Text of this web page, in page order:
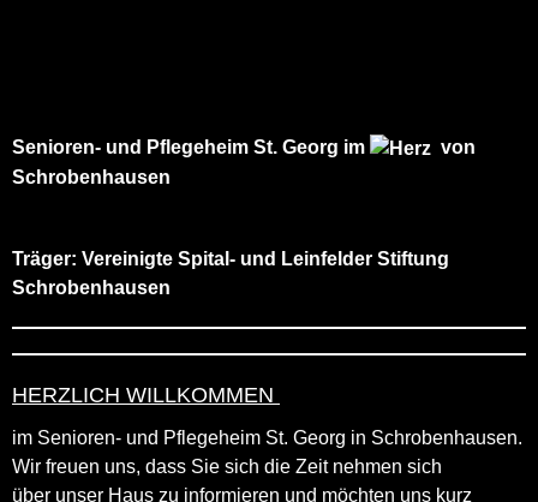
Senioren- und Pflegeheim St. Georg im
von
Schrobenhausen
Träger: Vereinigte Spital- und Leinfelder Stiftung
Schrobenhausen
HERZLICH WILLKOMMEN
im Senioren- und Pflegeheim St. Georg in Schrobenhausen.
Wir freuen uns, dass Sie sich die Zeit nehmen sich
über unser Haus zu informieren und möchten uns kurz